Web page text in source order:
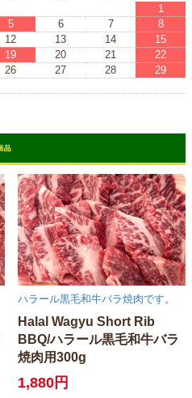
1
5 6 7
8
12 13 14
15
19 20 21
22
26 27 28
29
ハラール黒毛和牛バラ焼肉です。
Halal Wagyu Short Rib
BBQ/ハラール黒毛和牛バラ
焼肉用300g
1,880円